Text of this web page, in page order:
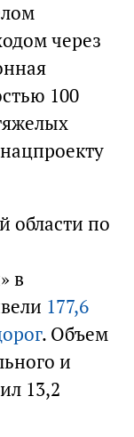
через
100
области по
в
177,6
. Объем
и
13,2